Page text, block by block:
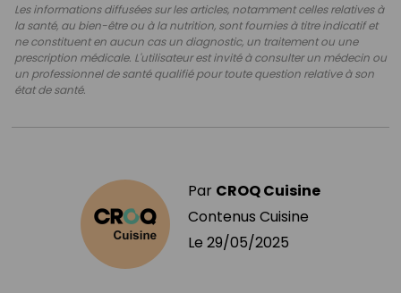
Les informations diffusées sur les articles, notamment celles relatives à
la santé, au bien-être ou à la nutrition, sont fournies à titre indicatif et
ne constituent en aucun cas un diagnostic, un traitement ou une
prescription médicale. L'utilisateur est invité à consulter un médecin ou
un professionnel de santé qualifié pour toute question relative à son
état de santé.
Par CROQ Cuisine
Contenus Cuisine
Le 29/05/2025